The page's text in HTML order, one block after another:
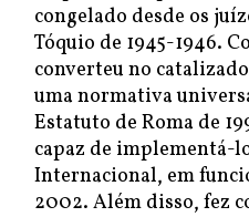
congelado desde os
Tóquio de 1945-1946.
converteu no
uma normativa
Estatuto de Roma de
capaz de implementá-
Internacional, em
2002. Além disso, fez